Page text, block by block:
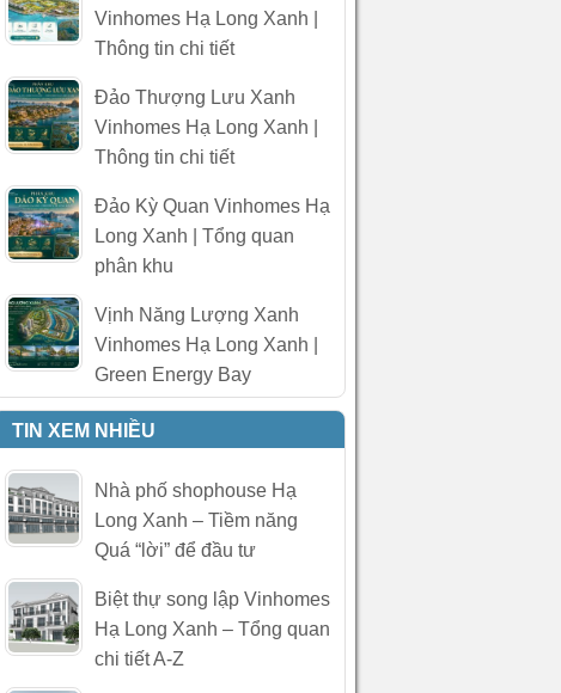
Vinhomes Hạ Long Xanh |
Thông tin chi tiết
Đảo Thượng Lưu Xanh
Vinhomes Hạ Long Xanh |
Thông tin chi tiết
Đảo Kỳ Quan Vinhomes Hạ
Long Xanh | Tổng quan
phân khu
Vịnh Năng Lượng Xanh
Vinhomes Hạ Long Xanh |
Green Energy Bay
TIN XEM NHIỀU
Nhà phố shophouse Hạ
Long Xanh – Tiềm năng
Quá “lời” để đầu tư
Biệt thự song lập Vinhomes
Hạ Long Xanh – Tổng quan
chi tiết A-Z